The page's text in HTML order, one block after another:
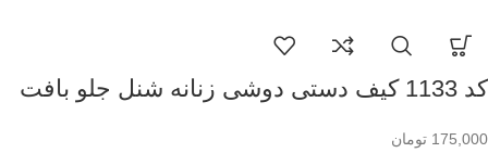
کد 1133 کیف دستی دوشی زنانه شنل جلو بافت
175,000 تومان